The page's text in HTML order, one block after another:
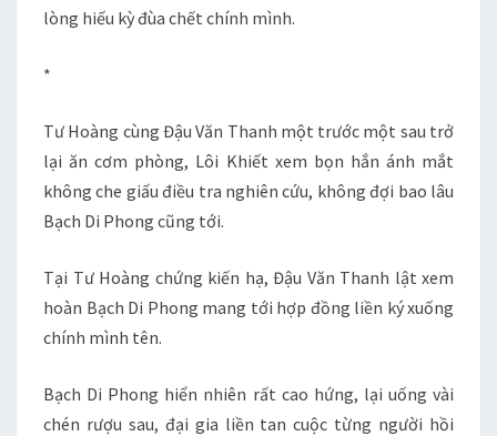
lòng hiếu kỳ đùa chết chính mình.
*
Tư Hoàng cùng Đậu Văn Thanh một trước một sau trở
lại ăn cơm phòng, Lôi Khiết xem bọn hắn ánh mắt
không che giấu điều tra nghiên cứu, không đợi bao lâu
Bạch Di Phong cũng tới.
Tại Tư Hoàng chứng kiến hạ, Đậu Văn Thanh lật xem
hoàn Bạch Di Phong mang tới hợp đồng liền ký xuống
chính mình tên.
Bạch Di Phong hiển nhiên rất cao hứng, lại uống vài
chén rượu sau, đại gia liền tan cuộc từng người hồi